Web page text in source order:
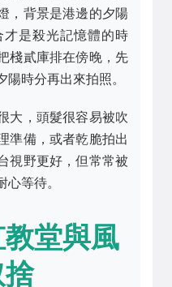
，背景是港邊的夕陽
是殺光記憶體的時
棧貳庫排在傍晚，先
時分再出來拍照。
大，頭髮很容易被吹
準備，或者乾脆拍出
視野更好，但常常被
等待。
堂與風